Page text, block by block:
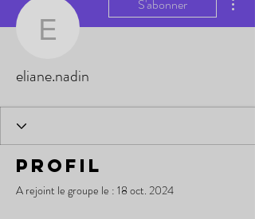
eliane.nadin
S'abonner
eliane.nadin
Profil
A rejoint le groupe le : 18 oct. 2024